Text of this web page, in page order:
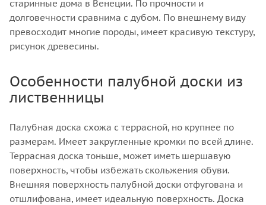
старинные дома в Венеции. По прочности и
долговечности сравнима с дубом. По внешнему виду
превосходит многие породы, имеет красивую текстуру,
рисунок древесины.
Особенности палубной доски из
лиственницы
Палубная доска схожа с террасной, но крупнее по
размерам. Имеет закругленные кромки по всей длине.
Террасная доска тоньше, может иметь шершавую
поверхность, чтобы избежать скольжения обуви.
Внешняя поверхность палубной доски отфугована и
отшлифована, имеет идеальную поверхность. Доска